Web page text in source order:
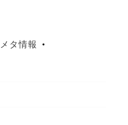
メタ情報